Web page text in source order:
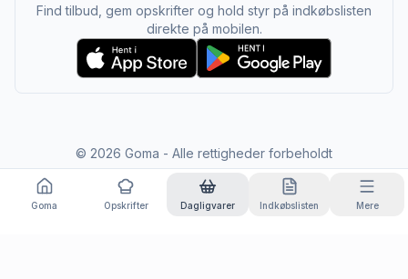
Find tilbud, gem opskrifter og hold styr på indkøbslisten
direkte på mobilen.
© 2026 Goma - Alle rettigheder forbeholdt
Goma Opskrifter Dagligvarer Indkøbslisten Mere